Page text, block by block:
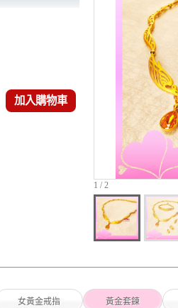
1 / 2
加入購物車
女黃金戒指 黃金套鍊